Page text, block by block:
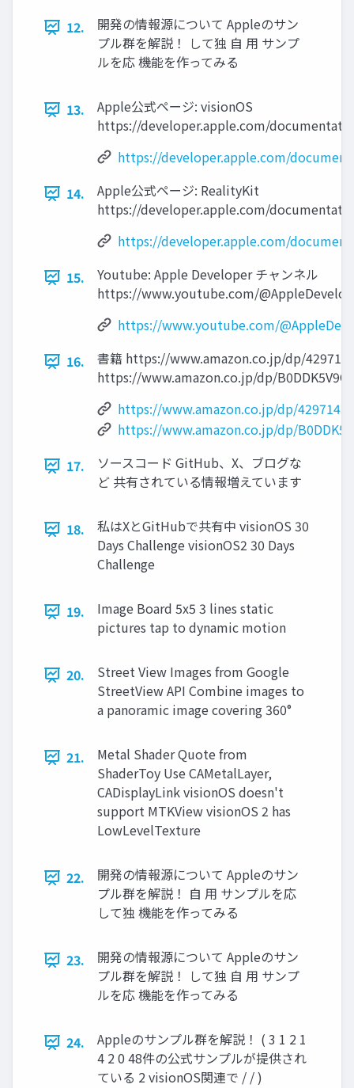
12.
開発の情報源について Appleのサン
プル群を解説！ して独 自 用 サンプ
ルを応 機能を作ってみる
13.
Apple公式ページ: visionOS
https://developer.apple.com/
https://developer.apple.com/
14.
Apple公式ページ: RealityKit
https://developer.apple.com/
https://developer.apple.com/
15.
Youtube: Apple Developer チャンネル
https://www.youtube.com/
https://www.youtube.com/
16.
書籍 https://www.amazon.co.jp/dp/
https://www.amazon.co.jp/dp/
https://www.amazon.co.jp/dp/
https://www.amazon.co.jp/dp/
17.
ソースコード GitHub、X、ブログな
ど 共有されている情報増えています
18.
私はXとGitHubで共有中 visionOS 30
Days Challenge visionOS2 30 Days
Challenge
19.
Image Board 5x5 3 lines static
pictures tap to dynamic motion
20.
Street View Images from Google
StreetView API Combine images to
a panoramic image covering 360°
21.
Metal Shader Quote from
ShaderToy Use CAMetalLayer,
CADisplayLink visionOS doesn't
support MTKView visionOS 2 has
LowLevelTexture
22.
開発の情報源について Appleのサン
プル群を解説！ 自 用 サンプルを応
して独 機能を作ってみる
23.
開発の情報源について Appleのサン
プル群を解説！ して独 自 用 サンプ
ルを応 機能を作ってみる
24.
Appleのサンプル群を解説！ ( 3 1 2 1
4 2 0 48件の公式サンプルが提供され
ている 2 visionOS関連で / / )